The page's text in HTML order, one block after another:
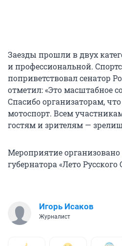
Заезды прошли в двух
и профессиональной.
поприветствовал сенатор
отметил: «Это масштабное
Спасибо организаторам,
мотоспорт. Всем
гостям и зрителям —
Мероприятие
губернатора «Лето Русского
Игорь Исаков
Журналист